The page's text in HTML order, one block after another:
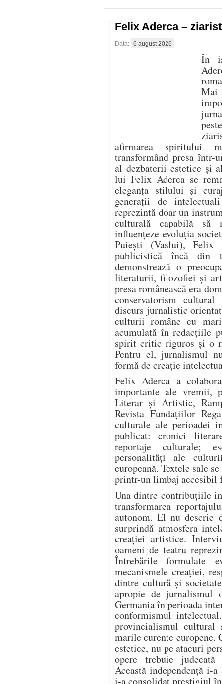
Felix Aderca –
Data: 6 august 2026
În
Mai
afirmarea spiritului
transformând presa
al dezbaterii estetice și
lui Felix Aderca se
eleganța stilului și
generații de
reprezintă doar un
culturală capabilă să
influențeze evoluția
Puiești (Vaslui), Felix
publicistică încă din
demonstrează o
literaturii, filozofiei și
presa românească era
conservatorism
discurs jurnalistic
culturii române cu
acumulată în redacțiile
spirit critic riguros și o
Pentru el, jurnalismul
formă de creație
Felix Aderca a
importante ale vremii,
Literar și Artistic,
Revista Fundațiilor
culturale ale perioadei
publicat: cronici
reportaje culturale;
personalități ale
europeană. Textele sale
printr-un limbaj accesibil
Una dintre contribuțiile
transformarea
autonom. El nu descrie
surprindă atmosfera
creației artistice.
oameni de teatru
Întrebările formulate
mecanismele creației,
dintre cultură și
apropie de jurnalismul
Germania în perioada
conformismul
provincialismul
marile curente europene.
estetice, nu pe atacuri
opere trebuie
Această independență i-
i-a consolidat prestigiul